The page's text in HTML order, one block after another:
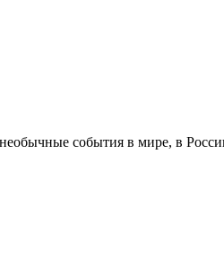
события в мире, в